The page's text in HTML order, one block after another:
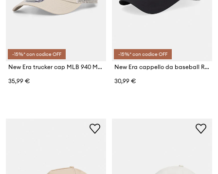
-15%* con codice OFF
New Era trucker cap MLB 940 MC TRUCKER NYY
35,99 €
-15%* con codice OFF
New Era cappello da baseball RECYCLED MINI 920 NYY
30,99 €